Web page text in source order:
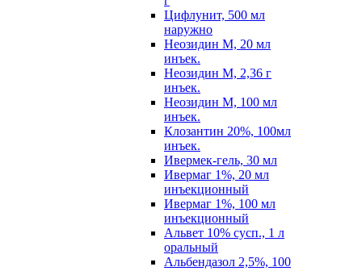
Цифлунит, 500 мл
наружно
Неозидин М, 20 мл
инъек.
Неозидин М, 2,36 г
инъек.
Неозидин М, 100 мл
инъек.
Клозантин 20%, 100мл
инъек.
Ивермек-гель, 30 мл
Ивермаг 1%, 20 мл
инъекционный
Ивермаг 1%, 100 мл
инъекционный
Альвет 10% сусп., 1 л
оральный
Альбендазол 2,5%, 100